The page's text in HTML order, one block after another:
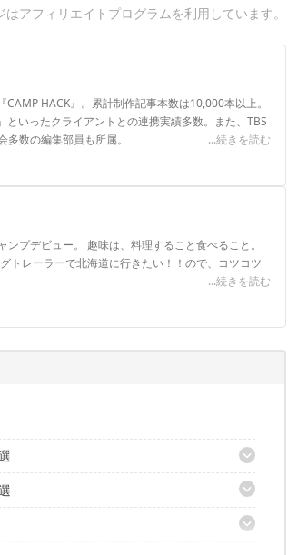
はアフィリエイトプログラムを利用しています。
HACK』。累計制作記事本数は10,000本以上。
いったクライアントとの連携実績多数。また、TBS
数の編集部員も所属。
...続きを読む
プデビュー。 趣味は、料理すること食べること。
トレーラーで北海道に行きたい！！ので、コツコツ
...続きを読む